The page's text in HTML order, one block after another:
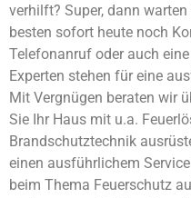
verhilft? Super, dann
besten sofort heute noch
Telefonanruf oder auch
Experten stehen für eine
Mit Vergnügen beraten wir
Sie Ihr Haus mit u.a.
Brandschutztechnik
einen ausführlichem
beim Thema Feuerschutz